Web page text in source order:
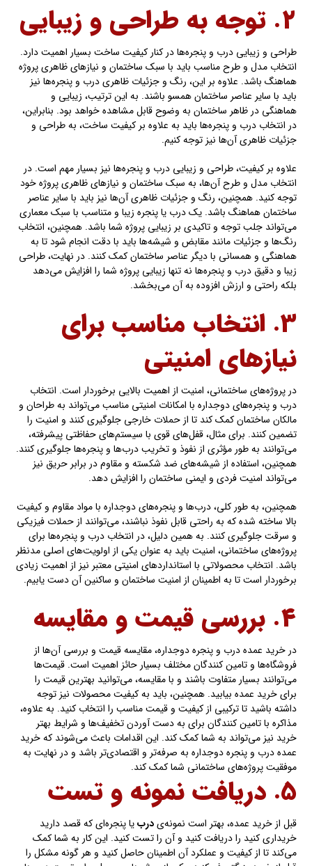
۲. توجه به طراحی و زیبایی
طراحی و زیبایی درب و پنجره‌ها در کنار کیفیت ساخت بسیار اهمیت دارد.
انتخاب مدل و طرح مناسب باید با سبک ساختمان و نیازهای ظاهری پروژه
هماهنگ باشد. علاوه بر این، رنگ و جزئیات ظاهری درب و پنجره‌ها نیز
باید با سایر عناصر ساختمان همسو باشند. به این ترتیب، زیبایی و
هماهنگی در ظاهر ساختمان به وضوح قابل مشاهده خواهد بود. بنابراین،
در انتخاب درب و پنجره‌ها باید به علاوه بر کیفیت ساخت، به طراحی و
جزئیات ظاهری آن‌ها نیز توجه کنیم.
علاوه بر کیفیت، طراحی و زیبایی درب و پنجره‌ها نیز بسیار مهم است. در
انتخاب مدل و طرح آن‌ها، به سبک ساختمان و نیازهای ظاهری پروژه خود
توجه کنید. همچنین، رنگ و جزئیات ظاهری آن‌ها نیز باید با سایر عناصر
ساختمان هماهنگ باشد. یک درب یا پنجره زیبا و متناسب با سبک معماری
می‌تواند جلب توجه و تاکیدی بر زیبایی پروژه شما باشد. همچنین، انتخاب
رنگ‌ها و جزئیات مانند مقابض و شیشه‌ها باید با دقت انجام شود تا به
هماهنگی و همسانی با دیگر عناصر ساختمان کمک کنند. در نهایت، طراحی
زیبا و دقیق درب و پنجره‌ها نه تنها زیبایی پروژه شما را افزایش می‌دهد
بلکه راحتی و ارزش افزوده به آن می‌بخشد.
۳. انتخاب مناسب برای
نیازهای امنیتی
در پروژه‌های ساختمانی، امنیت از اهمیت بالایی برخوردار است. انتخاب
درب و پنجره‌های دوجداره با امکانات امنیتی مناسب می‌تواند به طراحان و
مالکان ساختمان کمک کند تا از حملات خارجی جلوگیری کنند و امنیت را
تضمین کنند. برای مثال، قفل‌های قوی با سیستم‌های حفاظتی پیشرفته،
می‌توانند به طور مؤثری از نفوذ و تخریب درب‌ها و پنجره‌ها جلوگیری کنند.
همچنین، استفاده از شیشه‌های ضد شکسته و مقاوم در برابر حریق نیز
می‌تواند امنیت فردی و ایمنی ساختمان را افزایش دهد.
همچنین، به طور کلی، درب‌ها و پنجره‌های دوجداره با مواد مقاوم و کیفیت
بالا ساخته شده که به راحتی قابل نفوذ نباشند، می‌توانند از حملات فیزیکی
و سرقت جلوگیری کنند. به همین دلیل، در انتخاب درب و پنجره‌ها برای
پروژه‌های ساختمانی، امنیت باید به عنوان یکی از اولویت‌های اصلی مدنظر
باشد. انتخاب محصولاتی با استانداردهای امنیتی معتبر نیز از اهمیت زیادی
برخوردار است تا به اطمینان از امنیت ساختمان و ساکنین آن دست یابیم.
۴. بررسی قیمت و مقایسه
در خرید عمده درب و پنجره دوجداره، مقایسه قیمت و بررسی آن‌ها از
فروشگاه‌ها و تامین کنندگان مختلف بسیار حائز اهمیت است. قیمت‌ها
می‌توانند بسیار متفاوت باشند و با مقایسه، می‌توانید بهترین قیمت را
برای خرید عمده بیابید. همچنین، باید به کیفیت محصولات نیز توجه
داشته باشید تا ترکیبی از کیفیت و قیمت مناسب را انتخاب کنید. به علاوه،
مذاکره با تامین کنندگان برای به دست آوردن تخفیف‌ها و شرایط بهتر
خرید نیز می‌تواند به شما کمک کند. این اقدامات باعث می‌شوند که خرید
عمده درب و پنجره دوجداره به صرفه‌تر و اقتصادی‌تر باشد و در نهایت به
موفقیت پروژه‌های ساختمانی شما کمک کند.
۵. دریافت نمونه و تست
قبل از خرید عمده، بهتر است نمونه‌یدربیا پنجره‌ای که قصد دارید
خریداری کنید را دریافت کنید و آن را تست کنید. این کار به شما کمک
می‌کند تا از کیفیت و عملکرد آن اطمینان حاصل کنید و هر گونه مشکل را